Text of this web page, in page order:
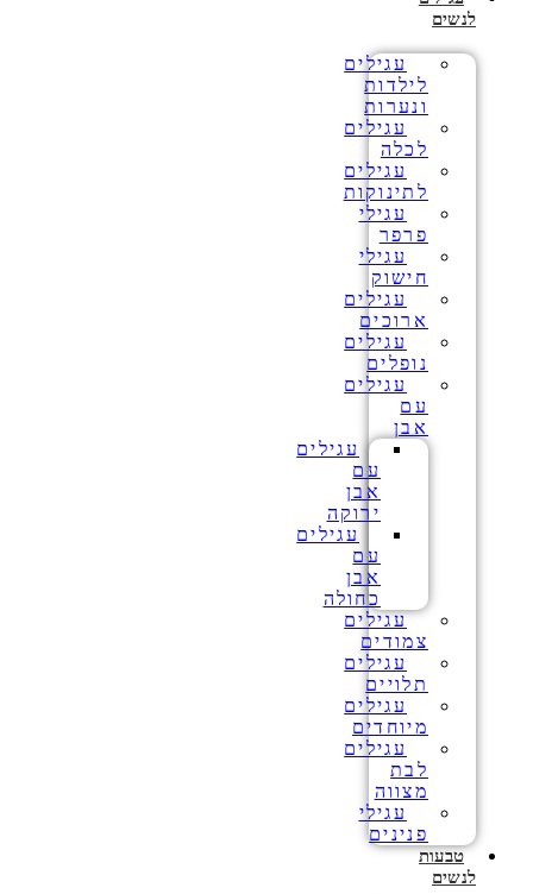
לנשים
עגילים
לילדות
ונערות
עגילים
לכלה
עגילים
לתינוקות
עגילי
פרפר
עגילי
חישוק
עגילים
ארוכים
עגילים
נופלים
עגילים
עם
אבן
עגילים
עם
אבן
ירוקה
עגילים
עם
אבן
כחולה
עגילים
צמודים
עגילים
תלויים
עגילים
מיוחדים
עגילים
לבת
מצווה
עגילי
פנינים
טבעות
לנשים